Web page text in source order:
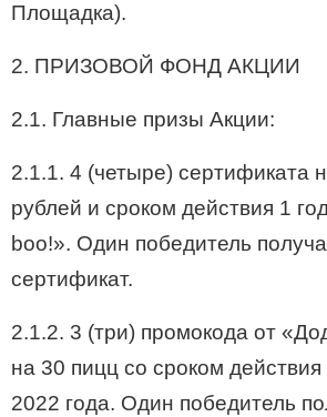
Площадка).
2. ПРИЗОВОЙ ФОНД АКЦИИ
2.1. Главные призы Акции:
2.1.1. 4 (четыре) сертификата
рублей и сроком действия 1
boo!». Один победитель
сертификат.
2.1.2. 3 (три) промокода от
на 30 пицц со сроком
2022 года. Один победитель